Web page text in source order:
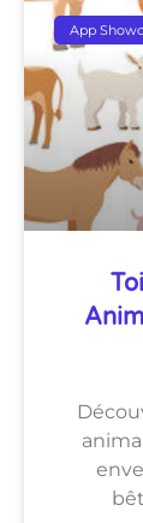
App